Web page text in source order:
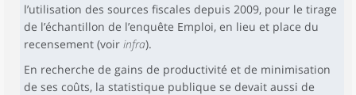
l’utilisation des sources fiscales depuis 2009, pour le tirage
de l’échantillon de l’enquête Emploi, en lieu et place du
recensement (voir infra).
En recherche de gains de productivité et de minimisation
de ses coûts, la statistique publique se devait aussi de